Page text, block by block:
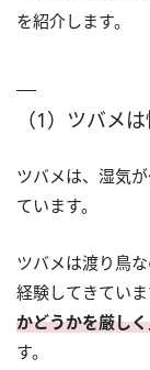
を紹介します。
（1）ツバメ
ツバメは、湿気
ています。
ツバメは渡り鳥
経験してきていま
かどうかを厳し
す。